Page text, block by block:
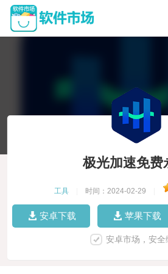
极光加速免费
工具 时间：2024-02-29
安卓下载 苹果下载
安卓市场，安全